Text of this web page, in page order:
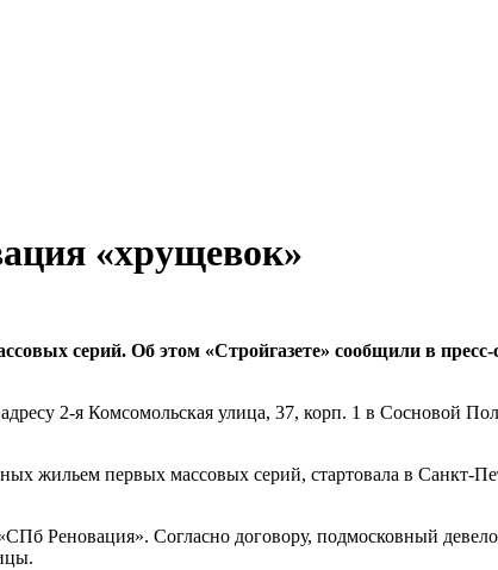
«хрущевок»
серий. Об этом «Стройгазете» сообщили в
2-я Комсомольская улица, 37, корп. 1 в Сосновой
жильем первых массовых серий, стартовала в Санкт-
Реновация». Согласно договору, подмосковный